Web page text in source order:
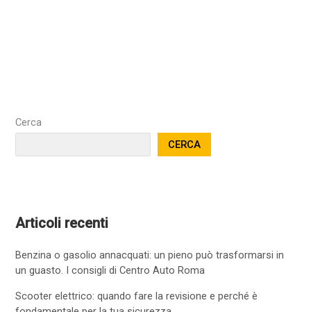
Cerca
CERCA
Articoli recenti
Benzina o gasolio annacquati: un pieno può trasformarsi in
un guasto. I consigli di Centro Auto Roma
Scooter elettrico: quando fare la revisione e perché è